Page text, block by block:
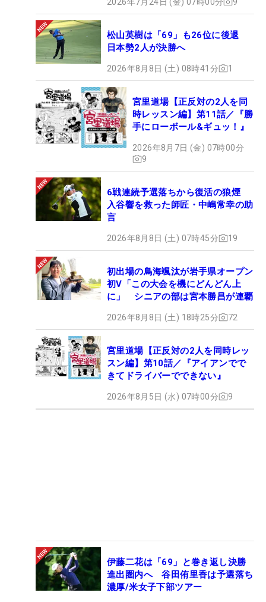
松山英樹は「69」も26位に後退
日本勢2人が決勝へ
2026年8月8日 (土) 08時41分 1
宮里道場【正反対の2人を同
時レッスン編】第11話／『勝
手にローボール&ギュッ！』
2026年8月7日 (金) 07時00分
9
6戦連続予選落ちから復活の狼煙
入谷響を救った師匠・中嶋常幸の助
言
2026年8月8日 (土) 07時45分 19
初出場の鳥海颯汰が岩手県オープン
初V「この大会を機にどんどん上
に」 シニアの部は宮本勝昌が連覇
2026年8月8日 (土) 18時25分 72
宮里道場【正反対の2人を同時レッ
スン編】第10話／『アイアンでで
きてドライバーでできない』
2026年8月5日 (水) 07時00分 9
伊藤二花は「69」と巻き返し決勝
進出圏内へ 谷田侑里香は予選落ち
濃厚/米女子下部ツアー